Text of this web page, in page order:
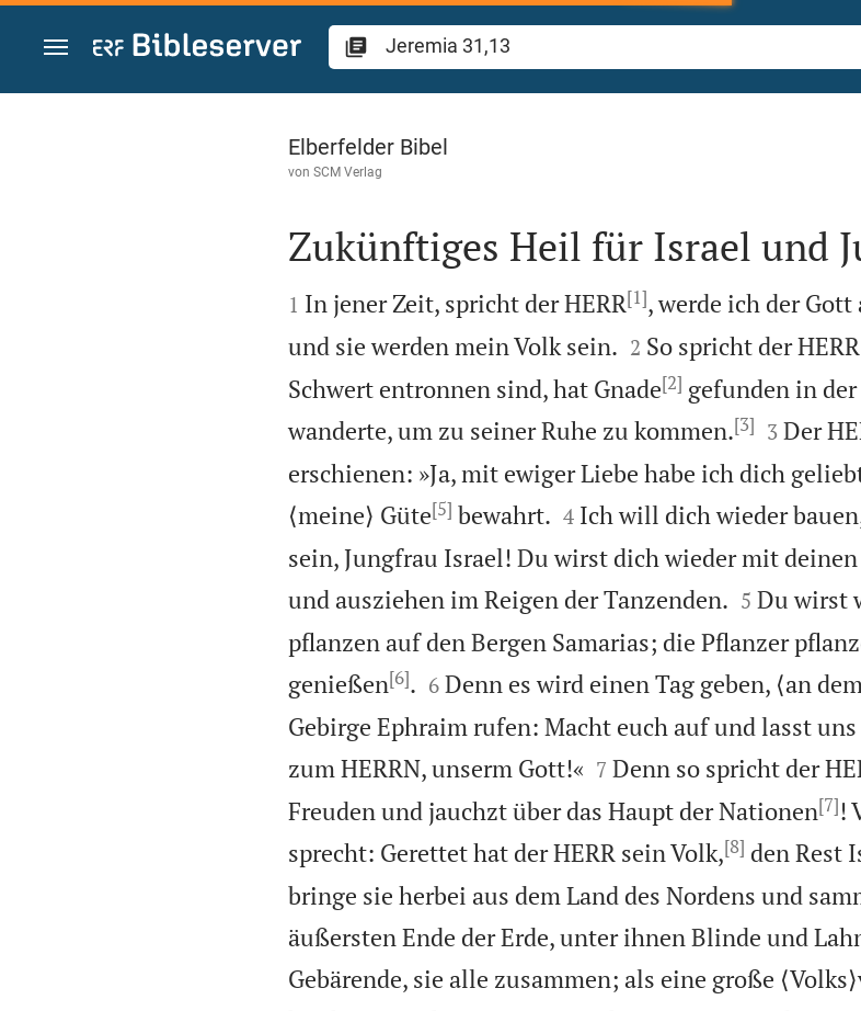
Zum Inhalt springen
Jeremia 31
Elberfelder Bibel
von SCM Verlag

Zukünftiges Heil für Israel und

1 In jener Zeit, spricht der HERR[1], werde ich der
und sie werden mein Volk sein.
2 So spricht der
Schwert entronnen sind, hat Gnade[2] gefunden in
wanderte, um zu seiner Ruhe zu kommen.[3]
3 Der
erschienen: »Ja, mit ewiger Liebe habe ich dich
⟨meine⟩ Güte[5] bewahrt.
4 Ich will dich wieder
sein, Jungfrau Israel! Du wirst dich wieder mit
und ausziehen im Reigen der Tanzenden.
5 Du wirst
pflanzen auf den Bergen Samarias; die Pflanzer
genießen[6].
6 Denn es wird einen Tag geben, ⟨an
Gebirge Ephraim rufen: Macht euch auf und lasst
zum HERRN, unserm Gott!«
7 Denn so spricht der
Freuden und jauchzt über das Haupt der Nationen[7]!
sprecht: Gerettet hat der HERR sein Volk,[8] den Rest
bringe sie herbei aus dem Land des Nordens und
äußersten Ende der Erde, unter ihnen Blinde und
Gebärende, sie alle zusammen; als eine große